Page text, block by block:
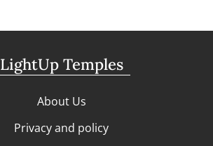
LightUp Temples
About Us
Privacy and policy